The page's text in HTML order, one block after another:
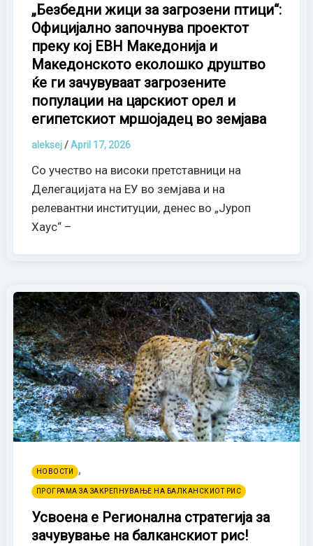
„Безбедни жици за загрозени птици“:
Официјално започнува проектот
преку кој ЕВН Македонија и
Македонското еколошко друштво
ќе ги зачувуваат загрозените
популации на царскиот орел и
египетскиот мршојадец во земјава
aleksej/April 17, 2026
Со учество на високи претставници на
Делегацијата на ЕУ во земјава и на
релевантни институции, денес во „Јуроп
Хаус“ –
НОВОСТИ ,
ПРОГРАМА ЗА ЗАКРЕПНУВАЊЕ НА БАЛКАНСКИОТ РИС
Усвоена е Регионална стратегија за
зачувување на балканскиот рис!